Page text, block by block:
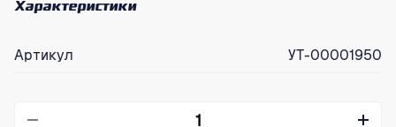
Характеристики
Артикул УТ-00001950